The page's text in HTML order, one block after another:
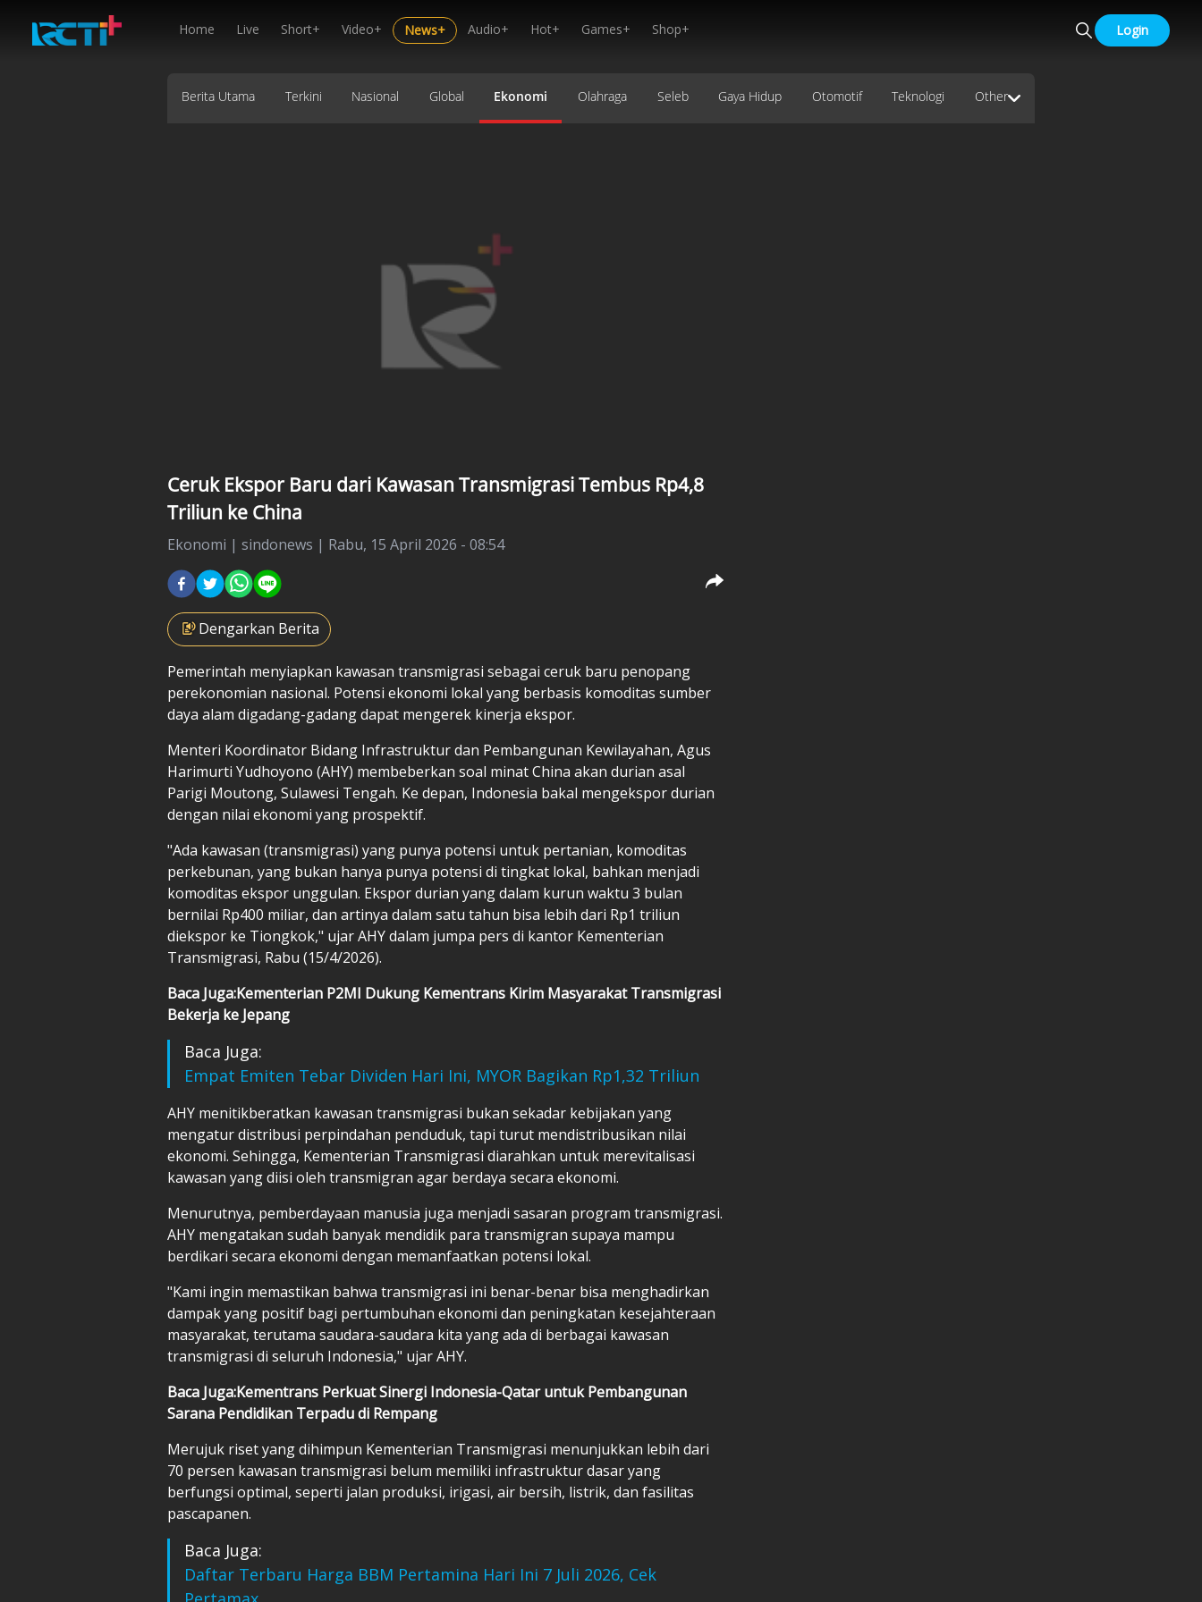
Home Live Short+ Video+ News+ Audio+ Hot+ Games+ Shop+ Login
Berita Utama Terkini Nasional Global Ekonomi Olahraga Seleb Gaya Hidup Otomotif Teknologi Other
Ceruk Ekspor Baru dari Kawasan Transmigrasi Tembus Rp4,8
Triliun ke China
Ekonomi | sindonews | Rabu, 15 April 2026 - 08:54
Dengarkan Berita
Pemerintah menyiapkan kawasan transmigrasi sebagai ceruk baru penopang
perekonomian nasional. Potensi ekonomi lokal yang berbasis komoditas sumber
daya alam digadang-gadang dapat mengerek kinerja ekspor.
Menteri Koordinator Bidang Infrastruktur dan Pembangunan Kewilayahan, Agus
Harimurti Yudhoyono (AHY) membeberkan soal minat China akan durian asal
Parigi Moutong, Sulawesi Tengah. Ke depan, Indonesia bakal mengekspor durian
dengan nilai ekonomi yang prospektif.
"Ada kawasan (transmigrasi) yang punya potensi untuk pertanian, komoditas
perkebunan, yang bukan hanya punya potensi di tingkat lokal, bahkan menjadi
komoditas ekspor unggulan. Ekspor durian yang dalam kurun waktu 3 bulan
bernilai Rp400 miliar, dan artinya dalam satu tahun bisa lebih dari Rp1 triliun
diekspor ke Tiongkok," ujar AHY dalam jumpa pers di kantor Kementerian
Transmigrasi, Rabu (15/4/2026).
Baca Juga:Kementerian P2MI Dukung Kementrans Kirim Masyarakat Transmigrasi
Bekerja ke Jepang
Baca Juga:
Empat Emiten Tebar Dividen Hari Ini, MYOR Bagikan Rp1,32 Triliun
AHY menitikberatkan kawasan transmigrasi bukan sekadar kebijakan yang
mengatur distribusi perpindahan penduduk, tapi turut mendistribusikan nilai
ekonomi. Sehingga, Kementerian Transmigrasi diarahkan untuk merevitalisasi
kawasan yang diisi oleh transmigran agar berdaya secara ekonomi.
Menurutnya, pemberdayaan manusia juga menjadi sasaran program transmigrasi.
AHY mengatakan sudah banyak mendidik para transmigran supaya mampu
berdikari secara ekonomi dengan memanfaatkan potensi lokal.
"Kami ingin memastikan bahwa transmigrasi ini benar-benar bisa menghadirkan
dampak yang positif bagi pertumbuhan ekonomi dan peningkatan kesejahteraan
masyarakat, terutama saudara-saudara kita yang ada di berbagai kawasan
transmigrasi di seluruh Indonesia," ujar AHY.
Baca Juga:Kementrans Perkuat Sinergi Indonesia-Qatar untuk Pembangunan
Sarana Pendidikan Terpadu di Rempang
Merujuk riset yang dihimpun Kementerian Transmigrasi menunjukkan lebih dari
70 persen kawasan transmigrasi belum memiliki infrastruktur dasar yang
berfungsi optimal, seperti jalan produksi, irigasi, air bersih, listrik, dan fasilitas
pascapanen.
Baca Juga:
Daftar Terbaru Harga BBM Pertamina Hari Ini 7 Juli 2026, Cek